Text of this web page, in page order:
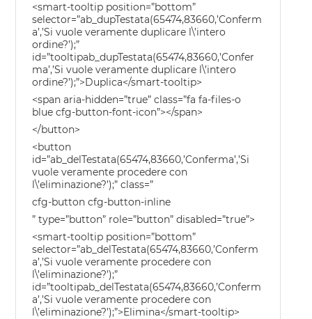
<smart-tooltip position=”bottom”
selector=”ab_dupTestata(65474,83660,’Conferm
a’,’Si vuole veramente duplicare l\’intero
ordine?’);”
id=”tooltipab_dupTestata(65474,83660,’Confer
ma’,’Si vuole veramente duplicare l\’intero
ordine?’);”>Duplica</smart-tooltip>
<span aria-hidden=”true” class=”fa fa-files-o
blue cfg-button-font-icon”></span>
</button>
<button
id=”ab_delTestata(65474,83660,’Conferma’,’Si
vuole veramente procedere con
l\’eliminazione?’);” class=”
cfg-button cfg-button-inline
” type=”button” role=”button” disabled=”true”>
<smart-tooltip position=”bottom”
selector=”ab_delTestata(65474,83660,’Conferm
a’,’Si vuole veramente procedere con
l\’eliminazione?’);”
id=”tooltipab_delTestata(65474,83660,’Conferm
a’,’Si vuole veramente procedere con
l\’eliminazione?’);”>Elimina</smart-tooltip>